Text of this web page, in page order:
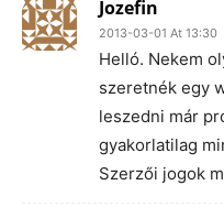
Jozefin
2013-03-01 At 13:30
Helló. Nekem
szeretnék egy
leszedni már
gyakorlatilag
Szerzői jogok